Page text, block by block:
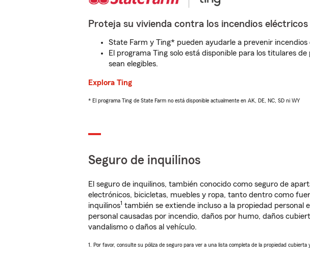
Proteja su vivienda contra los incendios eléctricos
State Farm y Ting* pueden ayudarle a prevenir
El programa Ting solo está disponible para los titulares
sean elegibles.
Explora Ting
* El programa Ting de State Farm no está disponible actualmente en AK, DE, NC, SD ni WY
Seguro de inquilinos
El seguro de inquilinos, también conocido como seguro de
electrónicos, bicicletas, muebles y ropa, tanto dentro como
inquilinos1 también se extiende incluso a la propiedad personal
personal causadas por incendio, daños por humo, daños
vandalismo o daños al vehículo.
1. Por favor, consulte su póliza de seguro para ver a una lista completa de la propiedad cubierta